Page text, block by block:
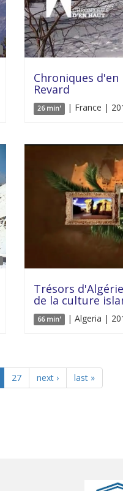
Chroniques
Revard
26 min' | France |
Trésors
de la culture
66 min' | Algeria |
27 next › last »